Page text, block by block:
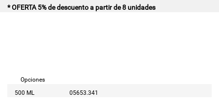
* OFERTA 5% de descuento a partir de 8 unidades
Opciones
500 ML
05653.341